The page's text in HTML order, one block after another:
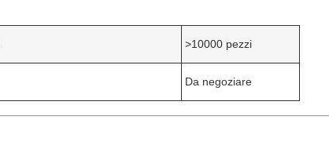
>10000 pezzi
Da negoziare